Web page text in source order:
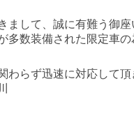
まして、誠に有難う御
多数装備された限定車
わらず迅速に対応して